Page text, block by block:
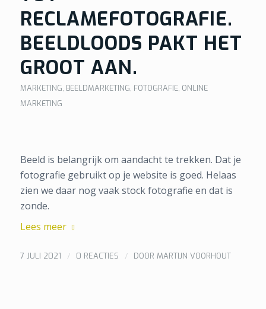
RECLAMEFOTOGRAFIE.
BEELDLOODS PAKT HET
GROOT AAN.
MARKETING, BEELDMARKETING, FOTOGRAFIE, ONLINE
MARKETING
Beeld is belangrijk om aandacht te trekken. Dat je
fotografie gebruikt op je website is goed. Helaas
zien we daar nog vaak stock fotografie en dat is
zonde.
Lees meer
7 JULI 2021 / 0 REACTIES / DOOR MARTIJN VOORHOUT